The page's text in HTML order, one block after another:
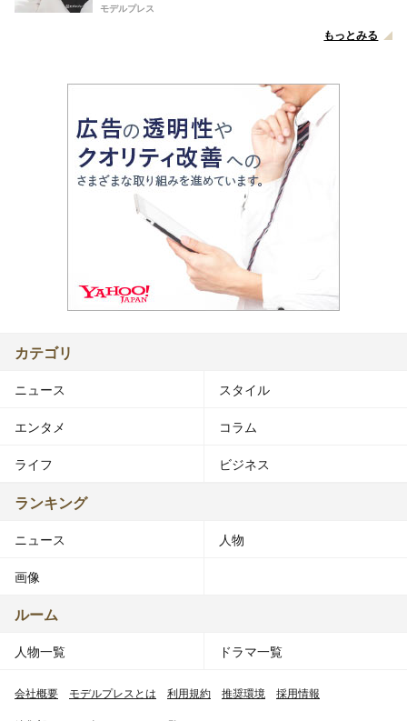
モデルプレス
もっとみる
カテゴリ
ニュース スタイル
エンタメ コラム
ライフ ビジネス
ランキング
ニュース 人物
画像
ルーム
人物一覧 ドラマ一覧
会社概要 モデルプレスとは 利用規約 推奨環境 採用情報